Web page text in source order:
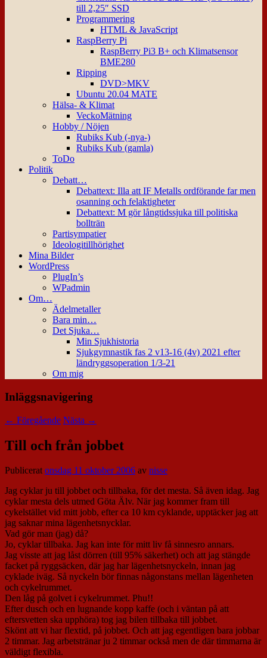
till 2,25″ SSD
Programmering
HTML & JavaScript
RaspBerry Pi
RaspBerry Pi3 B+ och Klimatsensor
BME280
Ripping
DVD>MKV
Ubuntu 20.04 MATE
Hälsa- & Klimat
VeckoMätning
Hobby / Nöjen
Rubiks Kub (-nya-)
Rubiks Kub (gamla)
ToDo
Politik
Debatt…
Debattext: Illa att IF Metalls ordförande far men
osanning och felaktigheter
Debattext: M gör långtidssjuka till politiska
bollträn
Partisympatier
Ideologitillhörighet
Mina Bilder
WordPress
PlugIn’s
WPadmin
Om…
Ädelmetaller
Bara min…
Det Sjuka…
Min Sjukhistoria
Sjukgymnastik fas 2 v13-16 (4v) 2021 efter
ländryggsoperation 1/3-21
Om mig
Inläggsnavigering
← Föregående Nästa →
Till och från jobbet
Publiceratonsdag 11 oktober 2006 av nisse
Jag cyklar ju till jobbet och tillbaka, för det mesta. Så även idag. Jag
cyklar mesta dels utmed Göta Älv. När jag kommer fram till
cykelstället vid mitt jobb, efter ca 10 km cyklande, upptäcker jag att
jag saknar mina lägenhetsnycklar.
Vad gör man (jag) då?
Jo, cyklar tillbaka. Jag kan inte för mitt liv få sinnesro annars.
Jag visste att jag låst dörren (till 95% säkerhet) och att jag stängde
facket på ryggsäcken, där jag har lägenhetsnyckeln, innan jag
cyklade iväg. Så nyckeln bör finnas någonstans mellan lägenheten
och cykelrummet.
Den låg på golvet i cykelrummet. Phu!!
Efter dusch och en lugnande kopp kaffe (och i väntan på att
eftersvetten ska upphöra) tog jag bilen tillbaka till jobbet.
Skönt att vi har flextid, på jobbet. Och att jag egentligen bara jobbar
2 timmar. Jag arbetstränar ju 2 timmar också men de där timmarna är
väldigt flexibla.